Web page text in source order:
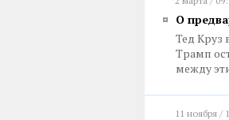
О
Тед Круз
Трамп
между
11 ноября /